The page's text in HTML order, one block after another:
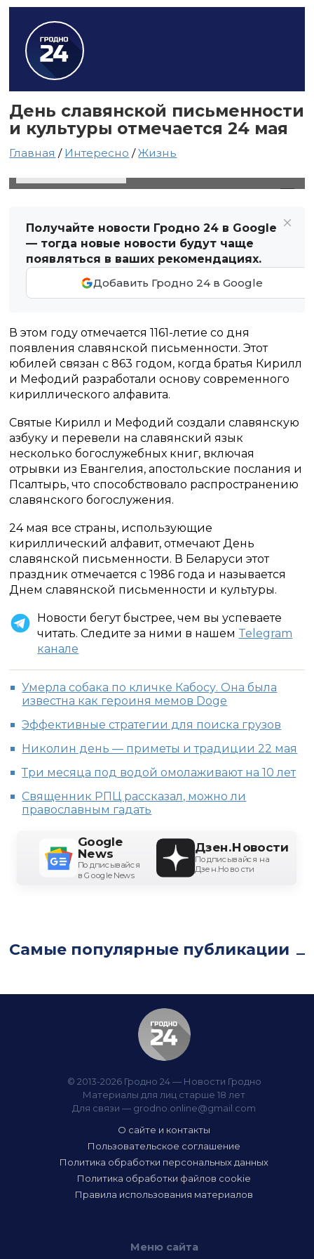
День славянской письменности
и культуры отмечается 24 мая
Главная / Интересно /Жизнь
Получайте новости Гродно 24 в Google
— тогда новые новости будут чаще
появляться в ваших рекомендациях.
Добавить Гродно 24 в Google
В этом году отмечается 1161-летие со дня
появления славянской письменности. Этот
юбилей связан с 863 годом, когда братья Кирилл
и Мефодий разработали основу современного
кириллического алфавита.
Святые Кирилл и Мефодий создали славянскую
азбуку и перевели на славянский язык
несколько богослужебных книг, включая
отрывки из Евангелия, апостольские послания и
Псалтырь, что способствовало распространению
славянского богослужения.
24 мая все страны, использующие
кириллический алфавит, отмечают День
славянской письменности. В Беларуси этот
праздник отмечается с 1986 года и называется
Днем славянской письменности и культуры.
Новости бегут быстрее, чем вы успеваете
читать. Следите за ними в нашем Telegram
канале
Умерла собака по кличке Кабосу. Она была
известна как героиня мемов Doge
Эффективные стратегии для поиска грузов
Николин день — приметы и традиции 22 мая
Три месяца под водой омолаживают на 10 лет
Священник РПЦ рассказал, можно ли
православным гадать
Google
News
Подписывайся
в Google News
Дзен.Новости
Подписывайся на
Дзен.Новости
Самые популярные публикации
© 2013-2026 Гродно 24 — Новости Гродно
Материалы для лиц старше 18 лет
Для связи — grodno.online@gmail.com
О сайте и контакты
Пользовательское соглашение
Политика обработки персональных данных
Политика обработки файлов cookie
Правила использования материалов
Меню сайта